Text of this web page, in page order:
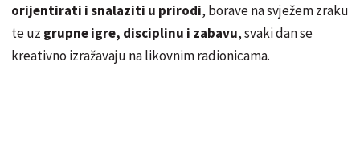
orijentirati i snalaziti u prirodi, borave na svježem zraku
te uz grupne igre, disciplinu i zabavu, svaki dan se
kreativno izražavaju na likovnim radionicama.